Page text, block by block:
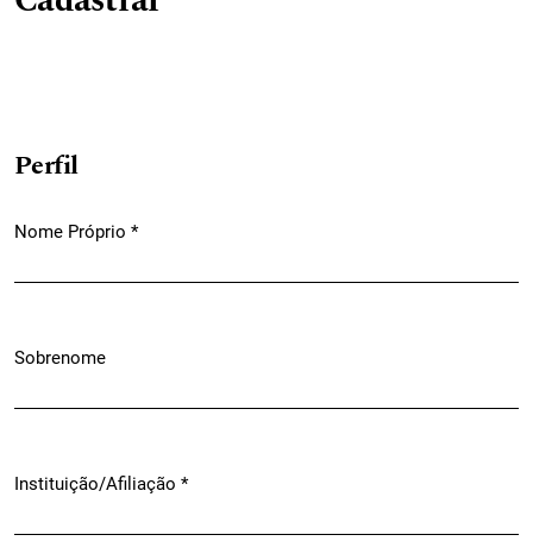
Perfil
Nome Próprio *
Sobrenome
Instituição/Afiliação *